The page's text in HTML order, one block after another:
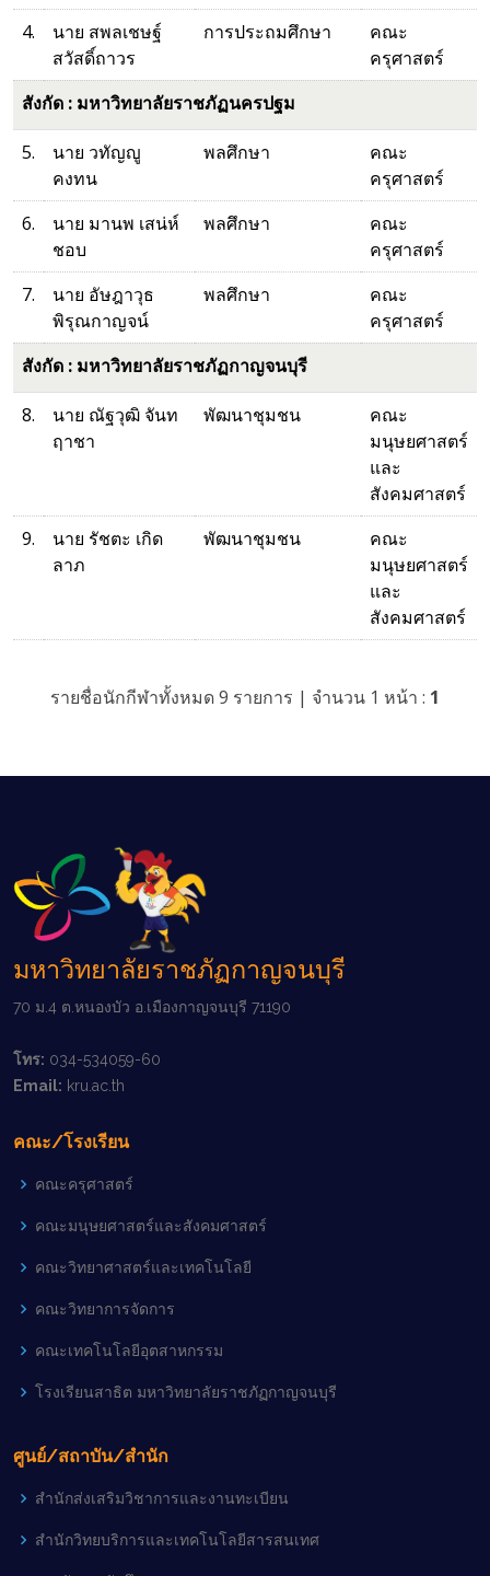
4.
นาย สพลเชษฐ์
สวัสดิ์ถาวร
การประถมศึกษา
คณะ
ครุศาสตร์
สังกัด : มหาวิทยาลัยราชภัฏนครปฐม
5.
นาย วทัญญู
คงทน
พลศึกษา
คณะ
ครุศาสตร์
6.
นาย มานพ เสน่ห์
ชอบ
พลศึกษา
คณะ
ครุศาสตร์
7.
นาย อัษฎาวุธ
พิรุณกาญจน์
พลศึกษา
คณะ
ครุศาสตร์
สังกัด : มหาวิทยาลัยราชภัฏกาญจนบุรี
8.
นาย ณัฐวุฒิ จันท
ฤาชา
พัฒนาชุมชน
คณะ
มนุษยศาสตร์
และ
สังคมศาสตร์
9.
นาย รัชตะ เกิด
ลาภ
พัฒนาชุมชน
คณะ
มนุษยศาสตร์
และ
สังคมศาสตร์
รายชื่อนักกีฬาทั้งหมด 9 รายการ | จำนวน 1 หน้า : 1
มหาวิทยาลัยราชภัฏกาญจนบุรี
70 ม.4 ต.หนองบัว อ.เมืองกาญจนบุรี 71190
โทร: 034-534059-60
Email: kru.ac.th
คณะ/โรงเรียน
คณะครุศาสตร์
คณะมนุษยศาสตร์และสังคมศาสตร์
คณะวิทยาศาสตร์และเทคโนโลยี
คณะวิทยาการจัดการ
คณะเทคโนโลยีอุตสาหกรรม
โรงเรียนสาธิต มหาวิทยาลัยราชภัฏกาญจนบุรี
ศูนย์/สถาบัน/สำนัก
สำนักส่งเสริมวิชาการและงานทะเบียน
สำนักวิทยบริการและเทคโนโลยีสารสนเทศ